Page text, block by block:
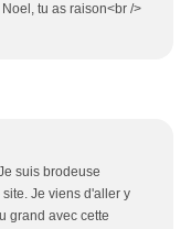
tu as raison<br />
suis brodeuse
Je viens d'aller y
grand avec cette